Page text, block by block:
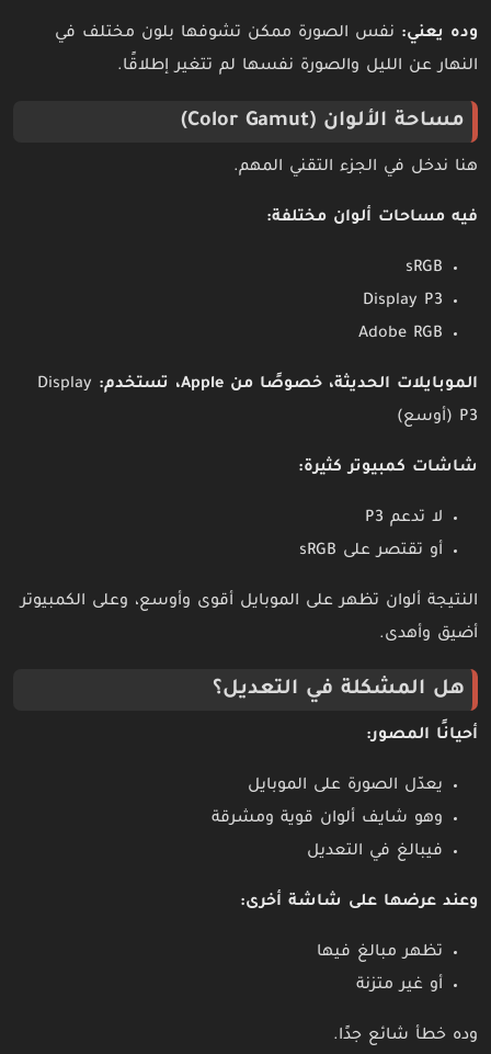
وده يعني: نفس الصورة ممكن تشوفها بلون مختلف في
النهار عن الليل والصورة نفسها لم تتغير إطلاقًا.
مساحة الألوان (Color Gamut)
هنا ندخل في الجزء التقني المهم.
فيه مساحات ألوان مختلفة:
sRGB
Display P3
Adobe RGB
الموبايلات الحديثة، خصوصًا من Apple، تستخدم:
Display
P3 (أوسع)
شاشات كمبيوتر كثيرة:
لا تدعم P3
أو تقتصر على sRGB
النتيجة ألوان تظهر على الموبايل أقوى وأوسع، وعلى الكمبيوتر
أضيق وأهدى.
هل المشكلة في التعديل؟
أحيانًا المصور:
يعدّل الصورة على الموبايل
وهو شايف ألوان قوية ومشرقة
فيبالغ في التعديل
وعند عرضها على شاشة أخرى:
تظهر مبالغ فيها
أو غير متزنة
وده خطأ شائع جدًا.